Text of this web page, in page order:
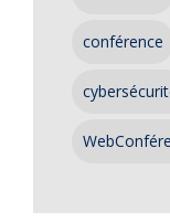
conférence